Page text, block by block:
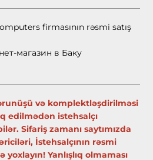
firmasının rəsmi satış
магазин в Баку
və komplektləşdirilməsi
edilmədən istehsalçı
Sifariş zamanı saytımızda
İstehsalçının rəsmi
Yanlışlıq olmaması